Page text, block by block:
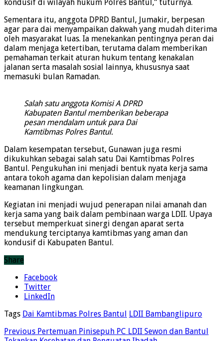
kondusif di wilayah hukum Polres Bantul,” tuturnya.
Sementara itu, anggota DPRD Bantul, Jumakir, berpesan
agar para dai menyampaikan dakwah yang mudah diterima
oleh masyarakat luas. Ia menekankan pentingnya peran dai
dalam menjaga ketertiban, terutama dalam memberikan
pemahaman terkait aturan hukum tentang kenakalan
jalanan serta masalah sosial lainnya, khususnya saat
memasuki bulan Ramadan.
Salah satu anggota Komisi A DPRD
Kabupaten Bantul memberikan beberapa
pesan mendalam untuk para Dai
Kamtibmas Polres Bantul.
Dalam kesempatan tersebut, Gunawan juga resmi
dikukuhkan sebagai salah satu Dai Kamtibmas Polres
Bantul. Pengukuhan ini menjadi bentuk nyata kerja sama
antara tokoh agama dan kepolisian dalam menjaga
keamanan lingkungan.
Kegiatan ini menjadi wujud penerapan nilai amanah dan
kerja sama yang baik dalam pembinaan warga LDII. Upaya
tersebut memperkuat sinergi dengan aparat serta
mendukung terciptanya kamtibmas yang aman dan
kondusif di Kabupaten Bantul.
Share
Facebook
Twitter
LinkedIn
Tags Dai Kamtibmas Polres Bantul LDII Bambanglipuro
Previous Pertemuan Pinisepuh PC LDII Sewon dan Bantul